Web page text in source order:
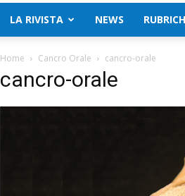
LA RIVISTA NEWS
Home Cancro Orale cancro-orale
cancro-orale